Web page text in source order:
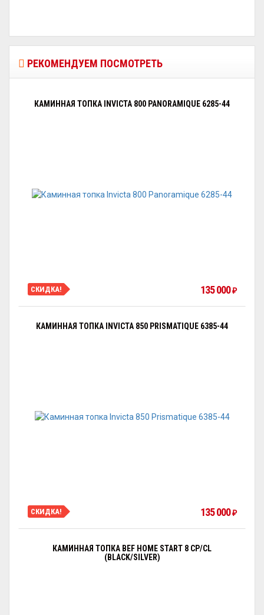
РЕКОМЕНДУЕМ ПОСМОТРЕТЬ
КАМИННАЯ ТОПКА INVICTA 800 PANORAMIQUE 6285-44
СКИДКА! 135 000₽
КАМИННАЯ ТОПКА INVICTA 850 PRISMATIQUE 6385-44
СКИДКА! 135 000₽
КАМИННАЯ ТОПКА BEF HOME START 8 CP/CL
(BLACK/SILVER)